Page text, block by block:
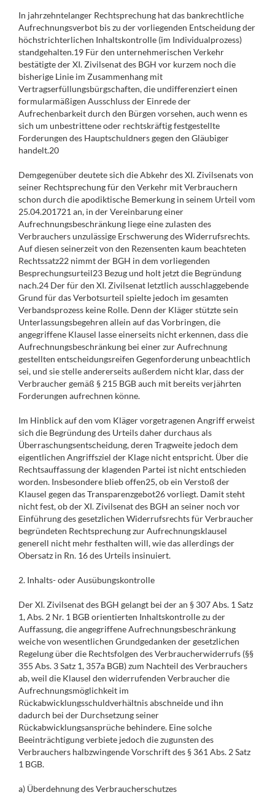
In jahrzehntelanger Rechtsprechung hat das bankrechtliche
Aufrechnungsverbot bis zu der vorliegenden Entscheidung der
höchstrichterlichen Inhaltskontrolle (im Individualprozess)
standgehalten.19 Für den unternehmerischen Verkehr
bestätigte der XI. Zivilsenat des BGH vor kurzem noch die
bisherige Linie im Zusammenhang mit
Vertragserfüllungsbürgschaften, die undifferenziert einen
formularmäßigen Ausschluss der Einrede der
Aufrechenbarkeit durch den Bürgen vorsehen, auch wenn es
sich um unbestrittene oder rechtskräftig festgestellte
Forderungen des Hauptschuldners gegen den Gläubiger
handelt.20
Demgegenüber deutete sich die Abkehr des XI. Zivilsenats von
seiner Rechtsprechung für den Verkehr mit Verbrauchern
schon durch die apodiktische Bemerkung in seinem Urteil vom
25.04.201721 an, in der Vereinbarung einer
Aufrechnungsbeschränkung liege eine zulasten des
Verbrauchers unzulässige Erschwerung des Widerrufsrechts.
Auf diesen seinerzeit von den Rezensenten kaum beachteten
Rechtssatz22 nimmt der BGH in dem vorliegenden
Besprechungsurteil23 Bezug und holt jetzt die Begründung
nach.24 Der für den XI. Zivilsenat letztlich ausschlaggebende
Grund für das Verbotsurteil spielte jedoch im gesamten
Verbandsprozess keine Rolle. Denn der Kläger stützte sein
Unterlassungsbegehren allein auf das Vorbringen, die
angegriffene Klausel lasse einerseits nicht erkennen, dass die
Aufrechnungsbeschränkung bei einer zur Aufrechnung
gestellten entscheidungsreifen Gegenforderung unbeachtlich
sei, und sie stelle andererseits außerdem nicht klar, dass der
Verbraucher gemäß § 215 BGB auch mit bereits verjährten
Forderungen aufrechnen könne.
Im Hinblick auf den vom Kläger vorgetragenen Angriff erweist
sich die Begründung des Urteils daher durchaus als
Überraschungsentscheidung, deren Tragweite jedoch dem
eigentlichen Angriffsziel der Klage nicht entspricht. Über die
Rechtsauffassung der klagenden Partei ist nicht entschieden
worden. Insbesondere blieb offen25, ob ein Verstoß der
Klausel gegen das Transparenzgebot26 vorliegt. Damit steht
nicht fest, ob der XI. Zivilsenat des BGH an seiner noch vor
Einführung des gesetzlichen Widerrufsrechts für Verbraucher
begründeten Rechtsprechung zur Aufrechnungsklausel
generell nicht mehr festhalten will, wie das allerdings der
Obersatz in Rn. 16 des Urteils insinuiert.
2. Inhalts- oder Ausübungskontrolle
Der XI. Zivilsenat des BGH gelangt bei der an § 307 Abs. 1 Satz
1, Abs. 2 Nr. 1 BGB orientierten Inhaltskontrolle zu der
Auffassung, die angegriffene Aufrechnungsbeschränkung
weiche von wesentlichen Grundgedanken der gesetzlichen
Regelung über die Rechtsfolgen des Verbraucherwiderrufs (§§
355 Abs. 3 Satz 1, 357a BGB) zum Nachteil des Verbrauchers
ab, weil die Klausel den widerrufenden Verbraucher die
Aufrechnungsmöglichkeit im
Rückabwicklungsschuldverhältnis abschneide und ihn
dadurch bei der Durchsetzung seiner
Rückabwicklungsansprüche behindere. Eine solche
Beeinträchtigung verbiete jedoch die zugunsten des
Verbrauchers halbzwingende Vorschrift des § 361 Abs. 2 Satz
1 BGB.
a) Überdehnung des Verbraucherschutzes